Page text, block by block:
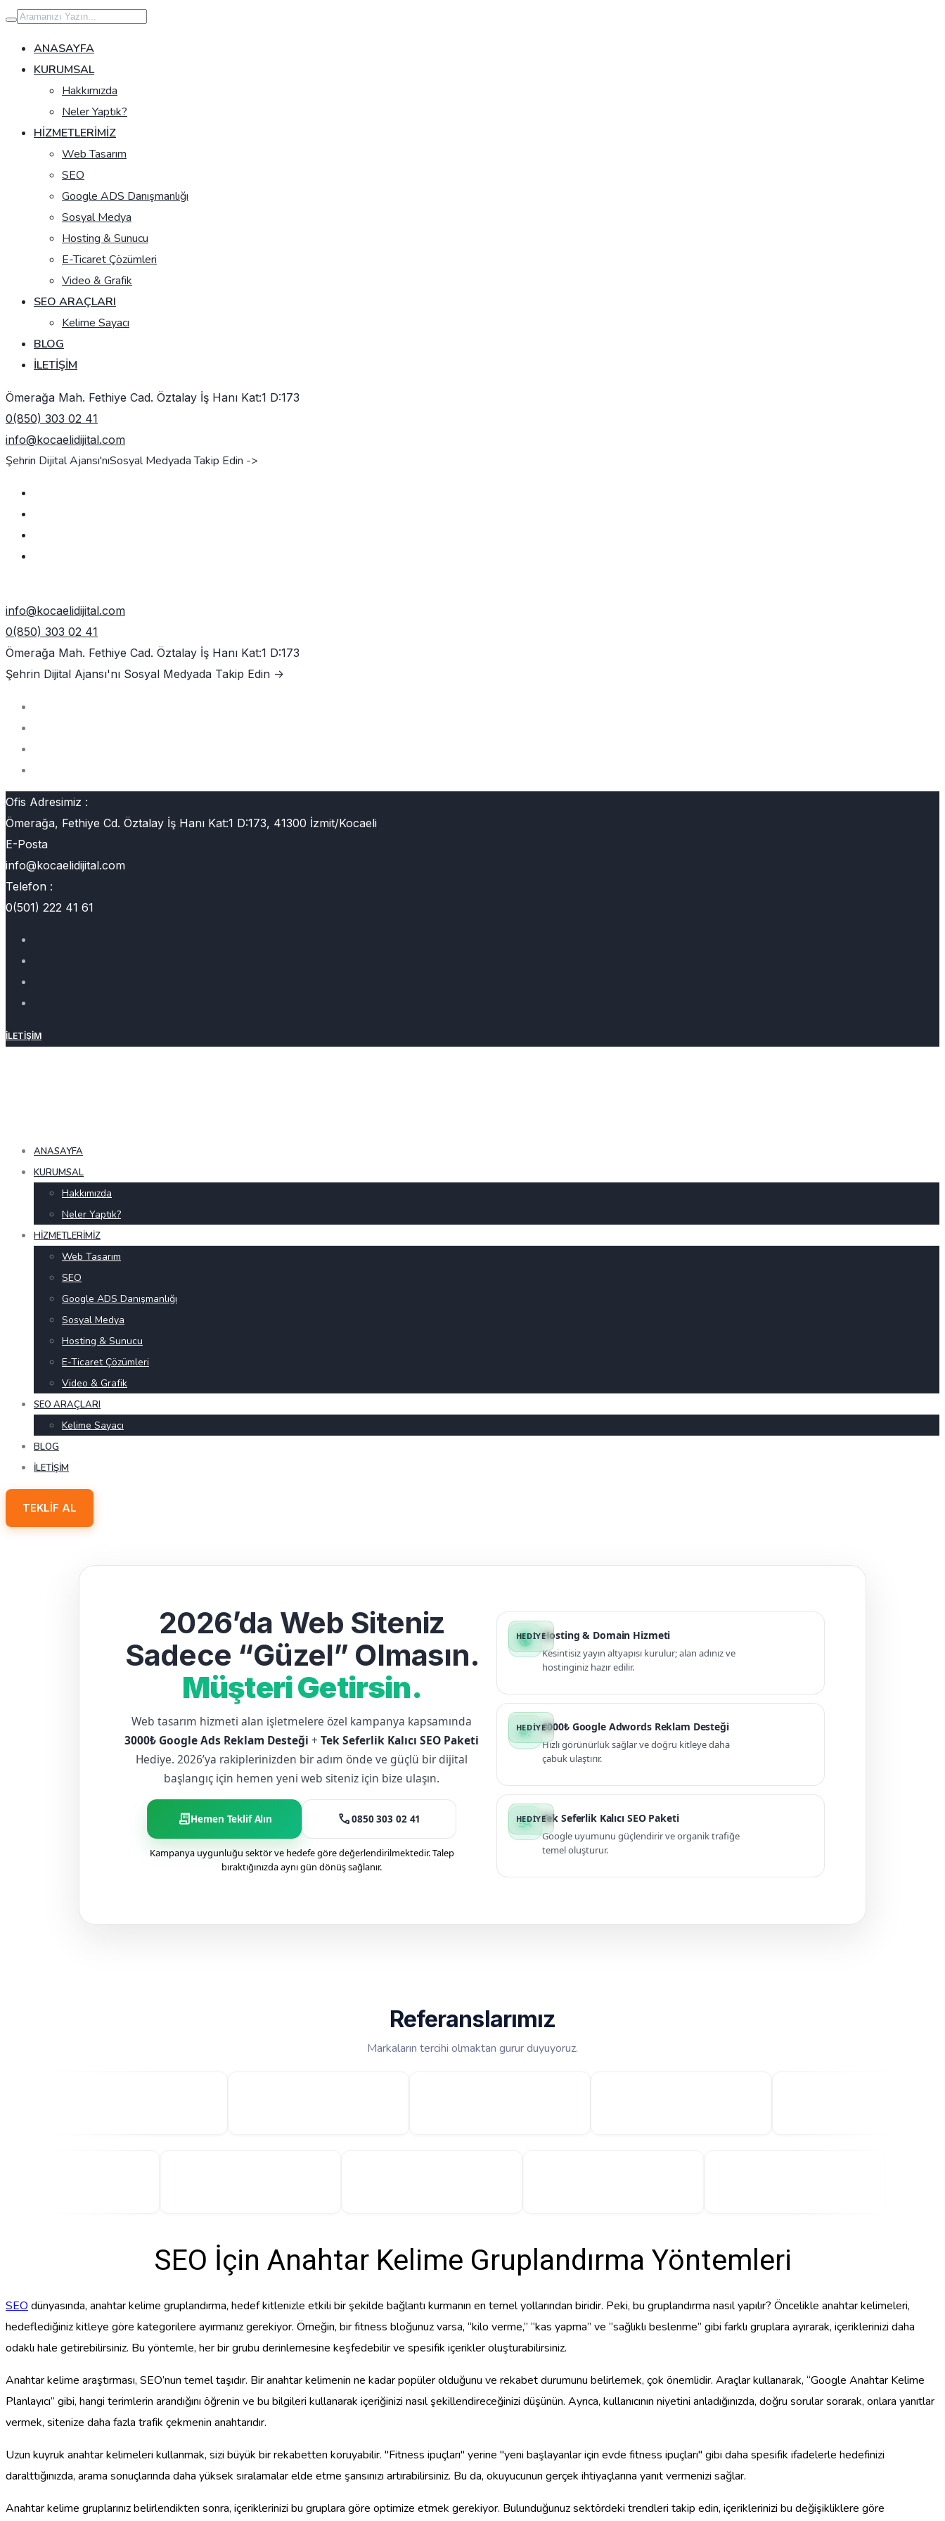
İçeriğe
geç
ANASAYFA
KURUMSAL
Hakkımızda
Neler Yaptık?
HIZMETLERIMIZ
Web Tasarım
SEO
Google ADS Danışmanlığı
Sosyal Medya
Hosting & Sunucu
E-Ticaret Çözümleri
Video & Grafik
SEO ARAÇLARI
Kelime Sayacı
BLOG
İLETIŞIM
Ömerağa Mah. Fethiye Cad. Öztalay İş Hanı Kat:1 D:173
0(850) 303 02 41
info@kocaelidijital.com
Şehrin Dijital Ajansı'nıSosyal Medyada Takip Edin ->
info@kocaelidijital.com
0(850) 303 02 41
Ömerağa Mah. Fethiye Cad. Öztalay İş Hanı Kat:1 D:173
Şehrin Dijital Ajansı'nı Sosyal Medyada Takip Edin ->
Ofis Adresimiz :
Ömerağa, Fethiye Cd. Öztalay İş Hanı Kat:1 D:173, 41300 İzmit/Kocaeli
E-Posta
info@kocaelidijital.com
Telefon :
0(501) 222 41 61
İLETIŞIM
ANASAYFA
KURUMSAL
Hakkımızda
Neler Yaptık?
HIZMETLERIMIZ
Web Tasarım
SEO
Google ADS Danışmanlığı
Sosyal Medya
Hosting & Sunucu
E-Ticaret Çözümleri
Video & Grafik
SEO ARAÇLARI
Kelime Sayacı
BLOG
İLETIŞIM
TEKLIF AL
2026’da Web Siteniz
Sadece “Güzel” Olmasın.
Müşteri Getirsin.
Web tasarım hizmeti alan işletmelere özel kampanya kapsamında
3000₺ Google Ads Reklam Desteği +Tek Seferlik Kalıcı SEO Paketi
Hediye. 2026’ya rakiplerinizden bir adım önde ve güçlü bir dijital
başlangıç için hemen yeni web siteniz için bize ulaşın.
receipt_longHemen Teklif Alın call0850 303 02 41
Kampanya uygunluğu sektör ve hedefe göre değerlendirilmektedir. Talep
bıraktığınızda aynı gün dönüş sağlanır.
public Hosting & Domain Hizmeti
Kesintisiz yayın altyapısı kurulur; alan adınız ve
hostinginiz hazır edilir.
campaign 3000₺ Google Adwords Reklam Desteği
Hızlı görünürlük sağlar ve doğru kitleye daha
çabuk ulaştırır.
manage_search Tek Seferlik Kalıcı SEO Paketi
Google uyumunu güçlendirir ve organik trafiğe
temel oluşturur.
Referanslarımız
Markaların tercihi olmaktan gurur duyuyoruz.
SEO İçin Anahtar Kelime Gruplandırma Yöntemleri
SEO dünyasında, anahtar kelime gruplandırma, hedef kitlenizle etkili bir şekilde bağlantı kurmanın en temel yollarından biridir. Peki, bu gruplandırma nasıl yapılır? Öncelikle anahtar kelimeleri,
hedeflediğiniz kitleye göre kategorilere ayırmanız gerekiyor. Örneğin, bir fitness bloğunuz varsa, “kilo verme,” “kas yapma” ve “sağlıklı beslenme” gibi farklı gruplara ayırarak, içeriklerinizi daha
odaklı hale getirebilirsiniz. Bu yöntemle, her bir grubu derinlemesine keşfedebilir ve spesifik içerikler oluşturabilirsiniz.
Anahtar kelime araştırması, SEO’nun temel taşıdır. Bir anahtar kelimenin ne kadar popüler olduğunu ve rekabet durumunu belirlemek, çok önemlidir. Araçlar kullanarak, “Google Anahtar Kelime
Planlayıcı” gibi, hangi terimlerin arandığını öğrenin ve bu bilgileri kullanarak içeriğinizi nasıl şekillendireceğinizi düşünün. Ayrıca, kullanıcının niyetini anladığınızda, doğru sorular sorarak, onlara yanıtlar
vermek, sitenize daha fazla trafik çekmenin anahtarıdır.
Uzun kuyruk anahtar kelimeleri kullanmak, sizi büyük bir rekabetten koruyabilir. "Fitness ipuçları" yerine "yeni başlayanlar için evde fitness ipuçları" gibi daha spesifik ifadelerle hedefinizi
daralttığınızda, arama sonuçlarında daha yüksek sıralamalar elde etme şansınızı artırabilirsiniz. Bu da, okuyucunun gerçek ihtiyaçlarına yanıt vermenizi sağlar.
Anahtar kelime gruplarınız belirlendikten sonra, içeriklerinizi bu gruplara göre optimize etmek gerekiyor. Bulunduğunuz sektördeki trendleri takip edin, içeriklerinizi bu değişikliklere göre